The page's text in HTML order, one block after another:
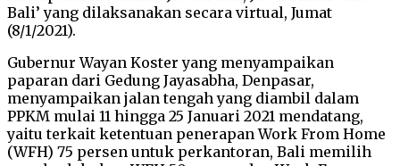
Bali’ yang dilaksanakan secara virtual, Jumat
(8/1/2021).
Gubernur Wayan Koster yang menyampaikan
paparan dari Gedung Jayasabha, Denpasar,
menyampaikan jalan tengah yang diambil dalam
PPKM mulai 11 hingga 25 Januari 2021 mendatang,
yaitu terkait ketentuan penerapan Work From Home
(WFH) 75 persen untuk perkantoran, Bali memilih